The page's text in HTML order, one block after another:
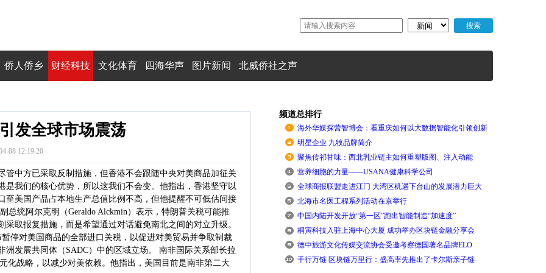
侨人侨乡 财经科技 文化体育 四海华声 图片新闻 北威侨社之声
发全球市场震荡
08 12:19:20
中方已采取反制措施，但香港不会跟随中央对美商品加征关
我们的核心优势，所以这我们不会变。他指出，香港坚守以
美国产品占本地生产总值比例不高，但他提醒不可低估间接
统阿尔克明（Geraldo Alckmin）表示，特朗普关税可能推
取报复措施，而是希望通过对话避免南北之间的对立升级。
停对美国商品的全部进口关税，以促进对美贸易并争取制裁
发展共同体（SADC）中的区域立场。 南非国际关系部长拉
化战略，以减少对美依赖。他指出，美国目前是南非第二大
频道总排行
海外华媒探营智博会：看重庆如何以大数据智能化引领创新
明星企业 九牧品牌简介
聚焦传祁甘味：西北乳业链主如何重塑版图、注入动能
营养细胞的力量——USANA健康科学公司
全球商报联盟走进江门 大湾区机遇下台山的发展潜力巨大
北海市名医工程系列活动在京举行
中国内陆开发开放“第一区”跑出智能制造“加速度”
桐寅科技入驻上海中心大厦 成功举办区块链金融分享会
德中旅游文化传媒交流协会受邀考察德国著名品牌ELO
千行万链 区块链万里行：盛高率先推出了卡尔斯亲子链